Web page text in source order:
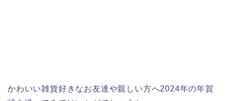
かわいい雑貨好きなお友達や親しい方へ2024年の年賀